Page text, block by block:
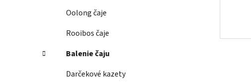
Oolong čaje
Rooibos čaje
Balenie čaju
Darčekové kazety